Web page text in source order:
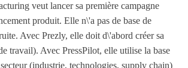
veut lancer sa première campagne
produit. Elle n\'a pas de base de
Avec Prezly, elle doit d\'abord créer sa
travail). Avec PressPilot, elle utilise la base
(industrie, technologies, supply chain)